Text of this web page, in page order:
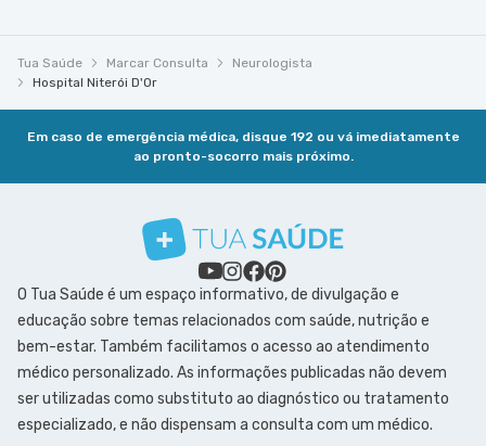
Tua Saúde Marcar Consulta
Neurologista
Hospital Niterói D'Or
Em caso de emergência médica, disque 192 ou vá imediatamente
ao pronto-socorro mais próximo.
O Tua Saúde é um espaço informativo, de divulgação e
educação sobre temas relacionados com saúde, nutrição e
bem-estar. Também facilitamos o acesso ao atendimento
médico personalizado. As informações publicadas não devem
ser utilizadas como substituto ao diagnóstico ou tratamento
especializado, e não dispensam a consulta com um médico.